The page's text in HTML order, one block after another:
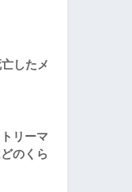
したメ
リーマ
のくら